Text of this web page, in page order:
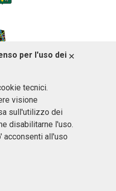
ACCETTO
per l'uso dei
tecnici.
visione
sull'utilizzo dei
disabilitarne l'uso.
acconsenti all'uso